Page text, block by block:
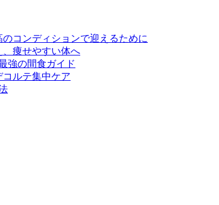
コンディションで迎えるために
、痩せやすい体へ
強の間食ガイド
コルテ集中ケア